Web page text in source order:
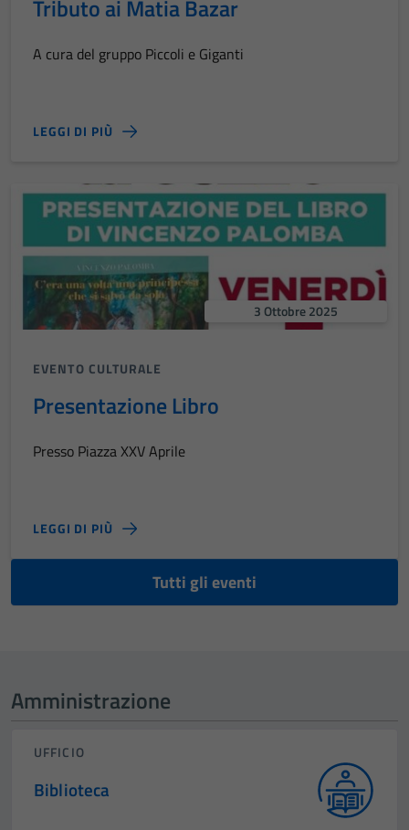
Tributo ai Matia Bazar
A cura del gruppo Piccoli e Giganti
LEGGI DI PIÙ
3 Ottobre 2025
EVENTO CULTURALE
Presentazione Libro
Presso Piazza XXV Aprile
LEGGI DI PIÙ
Tutti gli eventi
Amministrazione
UFFICIO
Biblioteca